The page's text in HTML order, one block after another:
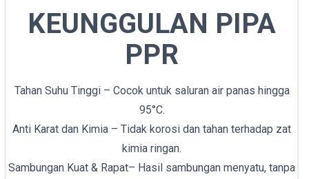
KEUNGGULAN PIPA
PPR
Tahan Suhu Tinggi – Cocok untuk saluran air panas hingga
95°C.
Anti Karat dan Kimia – Tidak korosi dan tahan terhadap zat
kimia ringan.
Sambungan Kuat & Rapat– Hasil sambungan menyatu, tanpa